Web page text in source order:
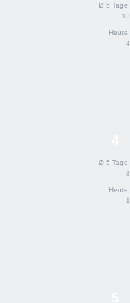
Ø 5 Tage:
13
Heute:
4
Ø 5 Tage:
3
Heute:
1